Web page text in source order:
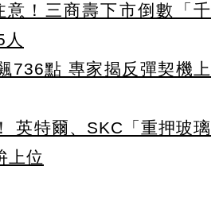
意！三商壽下市倒數「千
736點 專家揭反彈契機上
英特爾、SKC「重押玻璃
上位